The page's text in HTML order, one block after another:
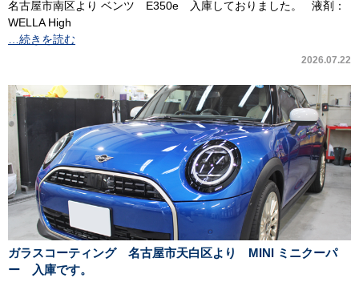
名古屋市南区より ベンツ E350e 入庫しておりました。 液剤：
WELLA High
…続きを読む
2026.07.22
ガラスコーティング 名古屋市天白区より MINI ミニクーパ
ー 入庫です。